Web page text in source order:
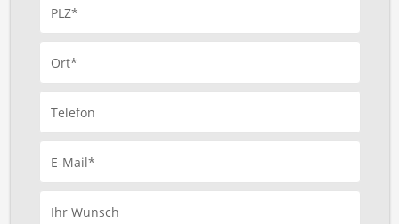
PLZ*
Ort*
Telefon
E-Mail*
Ihr Wunsch